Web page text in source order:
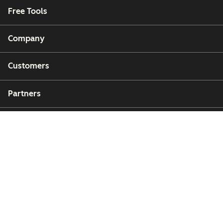
Free Tools
Company
Customers
Partners